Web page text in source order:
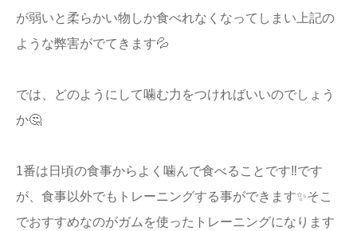
が弱いと柔らかい物しか食べれなくなってしまい上記の
ような弊害がでてきます💦
では、どのようにして噛む力をつければいいのでしょう
か🤔
1番は日頃の食事からよく噛んで食べることです‼️です
が、食事以外でもトレーニングする事ができます✨そこ
でおすすめなのがガムを使ったトレーニングになります